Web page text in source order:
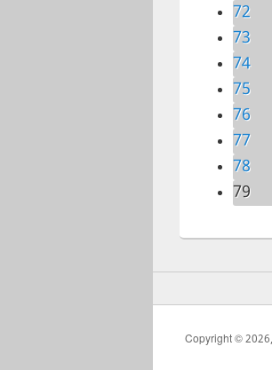
72
73
74
75
76
77
78
79
Copyright © 2026,